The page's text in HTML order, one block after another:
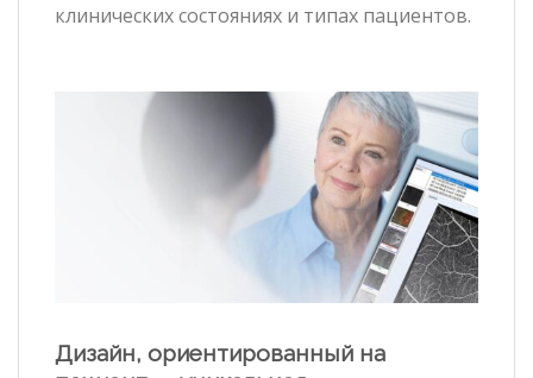
клинических состояниях и типах пациентов.
Дизайн, ориентированный на